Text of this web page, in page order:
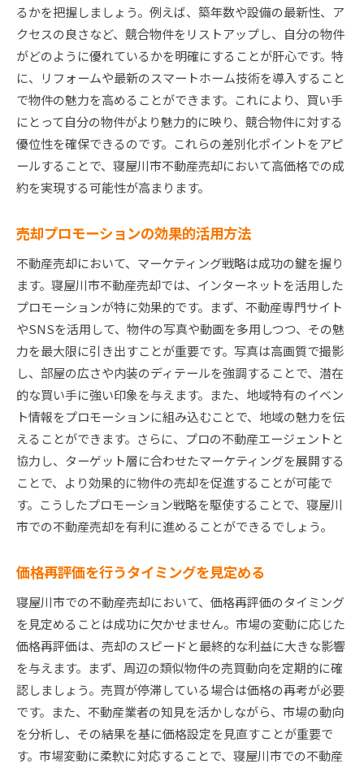
るかを把握しましょう。例えば、築年数や設備の最新性、ア
クセスの良さなど、競合物件をリストアップし、自分の物件
がどのように優れているかを明確にすることが肝心です。特
に、リフォームや最新のスマートホーム技術を導入すること
で物件の魅力を高めることができます。これにより、買い手
にとって自分の物件がより魅力的に映り、競合物件に対する
優位性を確保できるのです。これらの差別化ポイントをアピ
ールすることで、寝屋川市不動産売却において高価格での成
約を実現する可能性が高まります。
売却プロモーションの効果的活用方法
不動産売却において、マーケティング戦略は成功の鍵を握り
ます。寝屋川市不動産売却では、インターネットを活用した
プロモーションが特に効果的です。まず、不動産専門サイト
やSNSを活用して、物件の写真や動画を多用しつつ、その魅
力を最大限に引き出すことが重要です。写真は高画質で撮影
し、部屋の広さや内装のディテールを強調することで、潜在
的な買い手に強い印象を与えます。また、地域特有のイベン
ト情報をプロモーションに組み込むことで、地域の魅力を伝
えることができます。さらに、プロの不動産エージェントと
協力し、ターゲット層に合わせたマーケティングを展開する
ことで、より効果的に物件の売却を促進することが可能で
す。こうしたプロモーション戦略を駆使することで、寝屋川
市での不動産売却を有利に進めることができるでしょう。
価格再評価を行うタイミングを見定める
寝屋川市での不動産売却において、価格再評価のタイミング
を見定めることは成功に欠かせません。市場の変動に応じた
価格再評価は、売却のスピードと最終的な利益に大きな影響
を与えます。まず、周辺の類似物件の売買動向を定期的に確
認しましょう。売買が停滞している場合は価格の再考が必要
です。また、不動産業者の知見を活かしながら、市場の動向
を分析し、その結果を基に価格設定を見直すことが重要で
す。市場変動に柔軟に対応することで、寝屋川市での不動産